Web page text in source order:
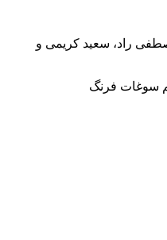
راد، سعید کریمی و